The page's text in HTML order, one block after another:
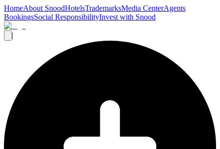
HomeAbout SnoodHotelsTrademarksMedia CenterAgents
BookingsSocial ResponsibilityInvest with Snood
|